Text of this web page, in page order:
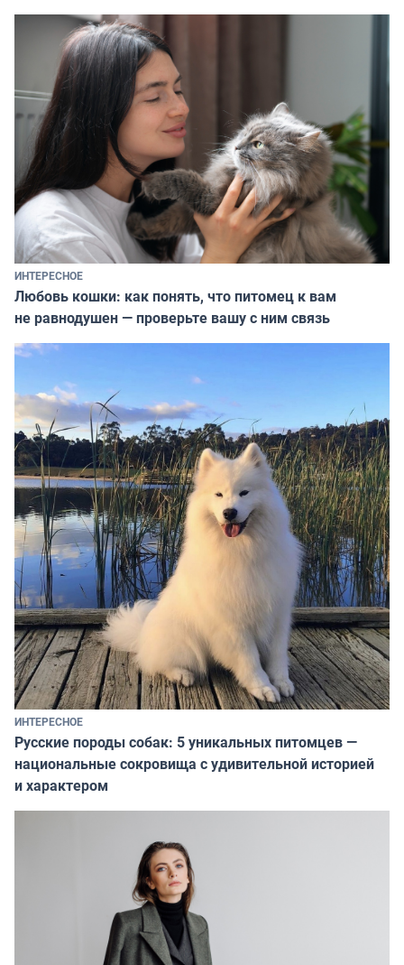
ИНТЕРЕСНОЕ
Любовь кошки: как понять, что питомец к вам
не равнодушен — проверьте вашу с ним связь
ИНТЕРЕСНОЕ
Русские породы собак: 5 уникальных питомцев —
национальные сокровища с удивительной историей
и характером